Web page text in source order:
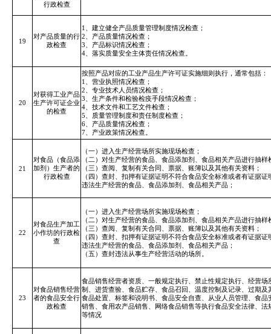
行政检查
19
对产品质量的行
政检查
1、建立健全产品质量管理制度情况检查；
2、产品质量情况检查；
3、产品标识情况检查；
4、落实质量安全主体责任情况检查。
20
对获得工业产品
生产许可证企业
的检查
按照产品对应的工业产品生产许可证实施细则执行，通常包括：
1、营业执照情况检查；
2、专业技术人员情况检查；
3、生产条件和检验检疫手段情况检查；
4、技术文件和工艺文件检查；
5、质量管理制度和责任制度检查；
6、产品质量情况检查；
7、产业政策情况检查。
21
对食品（食品添
加剂）生产者的
行政检查
（一）进入生产经营场所实施现场检查；
（二）对生产经营的食品、食品添加剂、食品相关产品进行抽样
（三）查阅、复制有关合同、票据、账簿以及其他有关资料；
（四）查封、扣押有证据证明不符合食品安全标准或者有证据
违法生产经营的食品、食品添加剂、食品相关产品；
22
对食品生产加工
小作坊的行政检
查
（一）进入生产经营场所实施现场检查；
（二）对生产经营的食品、食品添加剂、食品相关产品进行抽样
（三）查阅、复制有关合同、票据、账簿以及其他有关资料；
（四）查封、扣押有证据证明不符合食品安全标准或者有证据
违法生产经营的食品、食品添加剂、食品相关产品；
（五）查封违法从事生产经营活动的场所。
23
对食品销售经营
者的食品安全行
政检查
食品销售经营者资质、一般规定执行、禁止性规定执行、经营场
制、进货查验、食品贮存、食品召回、温度控制及记录、过期及
食品处置、标签和说明书、食品安全自查、从业人员管理、食品
销售、食用农产品销售、网络食品销售等执行食品安全法律、法
等情况